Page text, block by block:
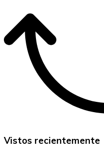
Vistos recientemente